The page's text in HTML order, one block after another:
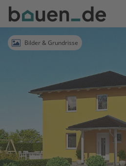
Bauen
Logo
AnmeldenBilder & Grundrisse